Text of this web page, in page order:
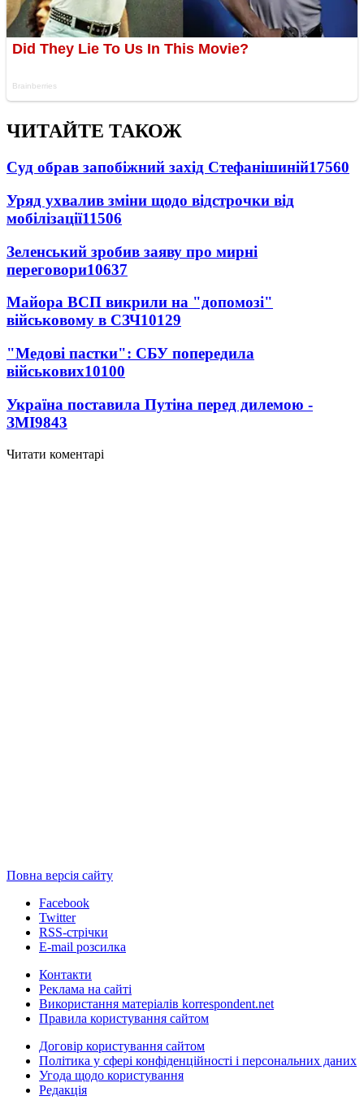
ЧИТАЙТЕ ТАКОЖ
Суд обрав запобіжний захід Стефанішиній17560
Уряд ухвалив зміни щодо відстрочки від
мобілізації11506
Зеленський зробив заяву про мирні
переговори10637
Майора ВСП викрили на "допомозі"
військовому в СЗЧ10129
"Медові пастки": СБУ попередила
військових10100
Україна поставила Путіна перед дилемою -
ЗМІ9843
Читати коментарі
Повна версія сайту
Facebook
Twitter
RSS-стрічки
E-mail розсилка
Контакти
Реклама на сайті
Використання матеріалів korrespondent.net
Правила користування сайтом
Договір користування сайтом
Політика у сфері конфіденційності і персональних даних
Угода щодо користування
Редакція